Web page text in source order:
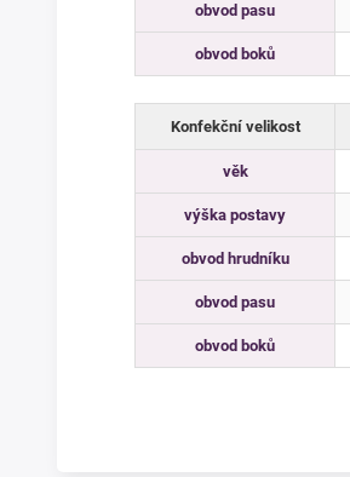
obvod pasu
obvod boků
Konfekční velikost
věk
výška postavy
obvod hrudníku
obvod pasu
obvod boků